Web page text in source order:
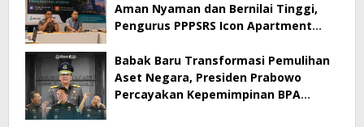
Aman Nyaman dan Bernilai Tinggi,
Pengurus PPPSRS Icon Apartment
Apps
Babak Baru Transformasi Pemulihan
Aset Negara, Presiden Prabowo
Percayakan Kepemimpinan BPA